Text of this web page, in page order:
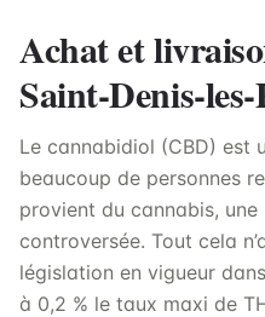
Achat et
Saint-Denis-
Le cannabidiol (CBD) est
beaucoup de personnes
provient du cannabis,
controversée. Tout cela
législation en vigueur
à 0,2 % le taux maxi de